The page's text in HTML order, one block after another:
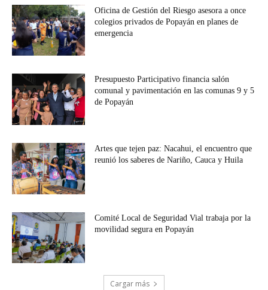
Oficina de Gestión del Riesgo asesora a once
colegios privados de Popayán en planes de
emergencia
Presupuesto Participativo financia salón
comunal y pavimentación en las comunas 9 y 5
de Popayán
Artes que tejen paz: Nacahui, el encuentro que
reunió los saberes de Nariño, Cauca y Huila
Comité Local de Seguridad Vial trabaja por la
movilidad segura en Popayán
Cargar más